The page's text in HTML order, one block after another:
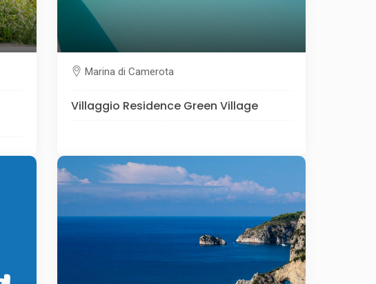
Marina di Camerota
Villaggio Residence Green Village